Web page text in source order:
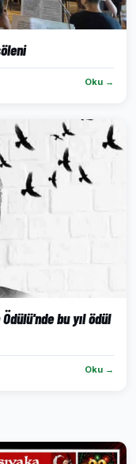
Oku →
bu yıl ödül
Oku →